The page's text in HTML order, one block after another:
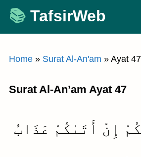
Skip
content
TafsirWeb
Home » Surat Al-An'am » Ayat 47
Surat Al-An’am Ayat 47
إِنْ أَتَىٰكُمْ عَذَابُ